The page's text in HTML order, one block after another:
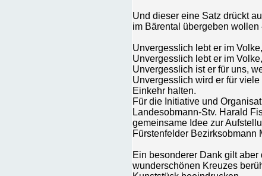
Und dieser eine Satz drückt
im Bärental übergeben
Unvergesslich lebt er im
Unvergesslich lebt er im
Unvergesslich ist er für uns,
Unvergesslich wird er für
Einkehr halten.
Für die Initiative und
Landesobmann-Stv. Harald
gemeinsame Idee zur
Fürstenfelder Bezirksobmann
Ein besonderer Dank gilt aber
wunderschönen Kreuzes